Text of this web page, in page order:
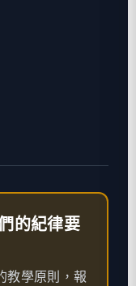
的紀律要
教學原則，報